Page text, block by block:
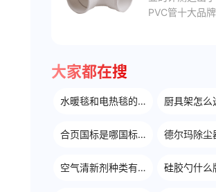
PVC管十大品
大家都在搜
水暖毯和电热毯的区别哪种好厨具架怎么
合页国标是哪国标准 德尔玛除尘
空气清新剂种类有哪些 硅胶勺什么